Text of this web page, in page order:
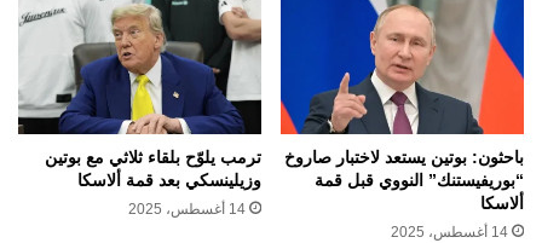
باحثون: بوتين يستعد لاختبار صاروخ
“بوريفيستنك” النووي قبل قمة
ألاسكا
14 أغسطس، 2025
ترمب يلوّح بلقاء ثلاثي مع بوتين
وزيلينسكي بعد قمة ألاسكا
14 أغسطس، 2025